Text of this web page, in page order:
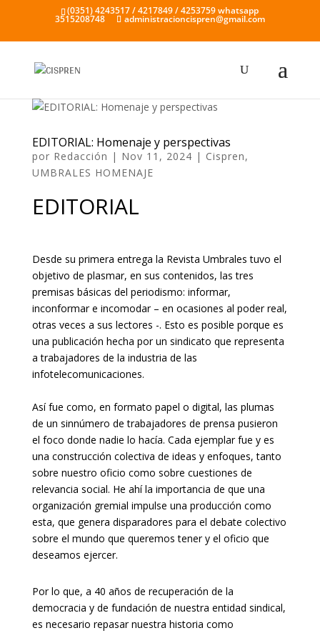
(0351) 4243517 / 4217849 / 4253759 whatsapp
3515208748 administracioncispren@gmail.com
EDITORIAL: Homenaje y perspectivas
por Redacción | Nov 11, 2024 | Cispren,
UMBRALES HOMENAJE
EDITORIAL
Desde su primera entrega la Revista Umbrales tuvo el
objetivo de plasmar, en sus contenidos, las tres
premisas básicas del periodismo: informar,
inconformar e incomodar – en ocasiones al poder real,
otras veces a sus lectores -. Esto es posible porque es
una publicación hecha por un sindicato que representa
a trabajadores de la industria de las
infotelecomunicaciones.
Así fue como, en formato papel o digital, las plumas
de un sinnúmero de trabajadores de prensa pusieron
el foco donde nadie lo hacía. Cada ejemplar fue y es
una construcción colectiva de ideas y enfoques, tanto
sobre nuestro oficio como sobre cuestiones de
relevancia social. He ahí la importancia de que una
organización gremial impulse una producción como
esta, que genera disparadores para el debate colectivo
sobre el mundo que queremos tener y el oficio que
deseamos ejercer.
Por lo que, a 40 años de recuperación de la
democracia y de fundación de nuestra entidad sindical,
es necesario repasar nuestra historia como